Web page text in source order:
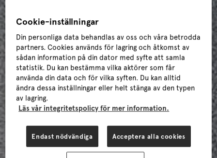
Cookie-inställningar
Din personliga data behandlas av oss och våra betrodda
partners. Cookies används för lagring och åtkomst av
sådan information på din dator med syfte att samla
statistik. Du kan bestämma vilka aktörer som får
använda din data och för vilka syften. Du kan alltid
ändra dessa inställningar eller helt stänga av den typen
av lagring.
Läs vår integritetspolicy för mer information.
Endast nödvändiga Acceptera alla cookies